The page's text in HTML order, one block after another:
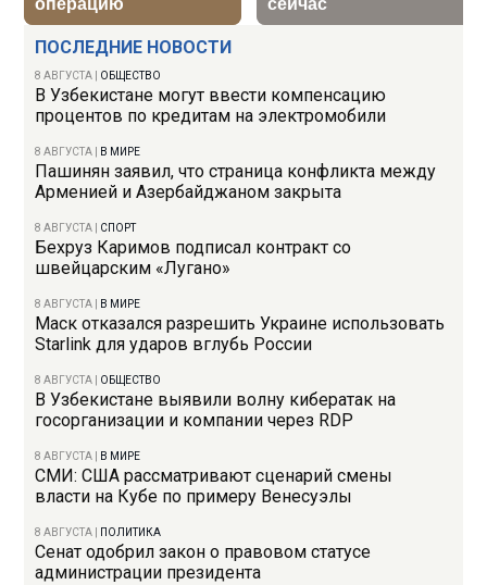
ПОСЛЕДНИЕ НОВОСТИ
8 АВГУСТА ОБЩЕСТВО
В Узбекистане могут ввести компенсацию
процентов по кредитам на электромобили
8 АВГУСТА В МИРЕ
Пашинян заявил, что страница конфликта между
Арменией и Азербайджаном закрыта
8 АВГУСТА СПОРТ
Бехруз Каримов подписал контракт со
швейцарским «Лугано»
8 АВГУСТА В МИРЕ
Маск отказался разрешить Украине использовать
Starlink для ударов вглубь России
8 АВГУСТА ОБЩЕСТВО
В Узбекистане выявили волну кибератак на
госорганизации и компании через RDP
8 АВГУСТА В МИРЕ
СМИ: США рассматривают сценарий смены
власти на Кубе по примеру Венесуэлы
8 АВГУСТА ПОЛИТИКА
Сенат одобрил закон о правовом статусе
администрации президента